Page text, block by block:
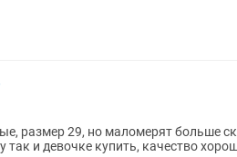
размер 29, но маломерят больше
и девочке купить, качество